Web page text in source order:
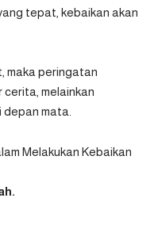
tepat, kebaikan akan
maka peringatan
cerita, melainkan
mata.
Melakukan Kebaikan